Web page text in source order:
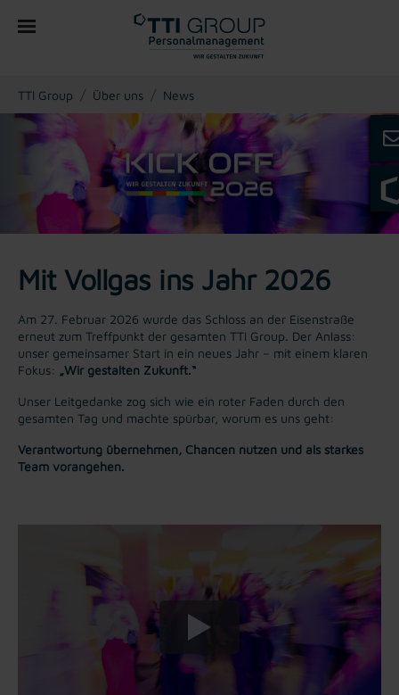
You are here:
TTI Group Über uns News
Mit Vollgas ins Jahr 2026
Am 27. Februar 2026 wurde das Schloss an der Eisenstraße
erneut zum Treffpunkt der gesamten TTI Group. Der Anlass:
unser gemeinsamer Start in ein neues Jahr – mit einem klaren
Fokus: „Wir gestalten Zukunft.“
Unser Leitgedanke zog sich wie ein roter Faden durch den
gesamten Tag und machte spürbar, worum es uns geht:
Verantwortung übernehmen, Chancen nutzen und als starkes
Team vorangehen.